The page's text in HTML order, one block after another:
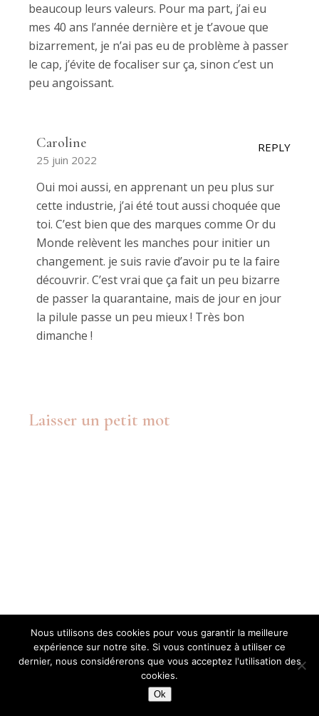
beaucoup leurs valeurs. Pour ma part, j’ai eu
mes 40 ans l’année dernière et je t’avoue que
bizarrement, je n’ai pas eu de problème à passer
le cap, j’évite de focaliser sur ça, sinon c’est un
peu angoissant.
Caroline
25 juin 2022
REPLY
Oui moi aussi, en apprenant un peu plus sur
cette industrie, j’ai été tout aussi choquée que
toi. C’est bien que des marques comme Or du
Monde relèvent les manches pour initier un
changement. je suis ravie d’avoir pu te la faire
découvrir. C’est vrai que ça fait un peu bizarre
de passer la quarantaine, mais de jour en jour
la pilule passe un peu mieux ! Très bon
dimanche !
Laisser un petit mot
Nous utilisons des cookies pour vous garantir la meilleure
expérience sur notre site. Si vous continuez à utiliser ce
dernier, nous considérerons que vous acceptez l'utilisation des
cookies.
Ok